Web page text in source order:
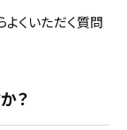
くいただく質問
？